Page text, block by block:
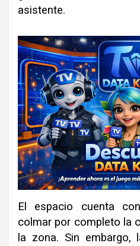
asistente.
El espacio cuenta
colmar por completo la
la zona. Sin embargo,